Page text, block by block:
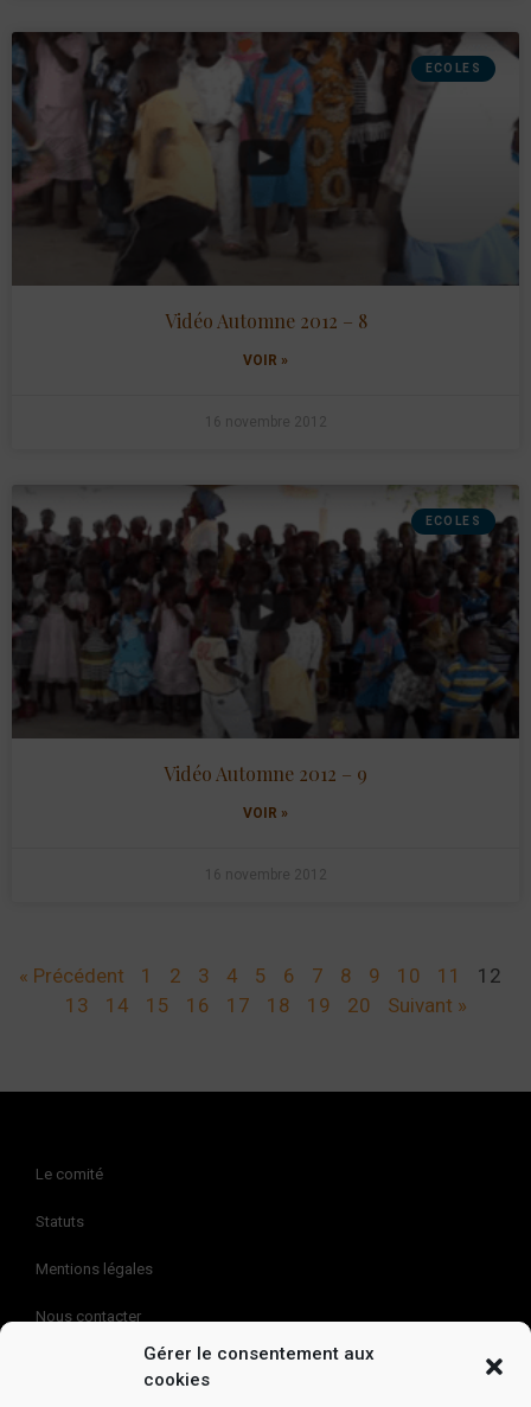
Gérer le consentement aux
cookies
ECOLES
Vidéo Automne 2012 – 8
VOIR »
16 novembre 2012
ECOLES
Vidéo Automne 2012 – 9
VOIR »
16 novembre 2012
« Précédent 1 2 3 4 5 6 7 8 9 10 11
12
13
14 15 16 17 18 19 20 Suivant »
Le comité
Statuts
Mentions légales
Nous contacter
Politique de cookies (EU)